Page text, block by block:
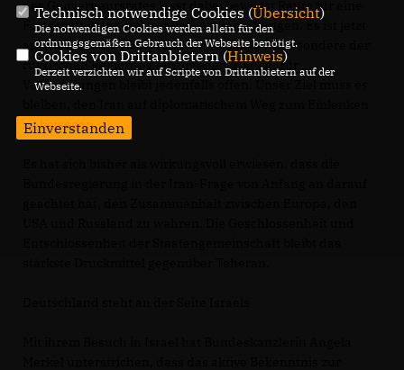
des Gouverneursrates lässt dabei bewusst Raum für eine
Fortsetzung der diplomatischen Bemühungen. Es ist jetzt
am Iran, auf die Kompromissvorschläge insbesondere der
russischen Regierung einzugehen. Die Tür für
Verhandlungen bleibt jedenfalls offen. Unser Ziel muss es
zu bewegen.
Technisch notwendige Cookies (Übersicht)
Die notwendigen Cookies werden allein für den
ordnungsgemäßen Gebrauch der Webseite benötigt.
Cookies von Drittanbietern (Hinweis)
Derzeit verzichten wir auf Scripte von Drittanbietern auf der
Webseite.
Einverstanden